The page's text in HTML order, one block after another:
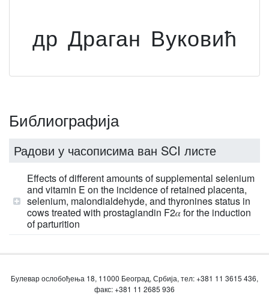
др Драган Вуковић
Библиографија
Радови у часописима ван SCI листе
Effects of different amounts of supplemental selenium
and vitamin E on the incidence of retained placenta,
selenium, malondialdehyde, and thyronines status in
cows treated with prostaglandin F2𝛼 for the induction
of parturition
Булевар ослобођења 18, 11000 Београд, Србија, тел: +381 11 3615 436,
факс: +381 11 2685 936